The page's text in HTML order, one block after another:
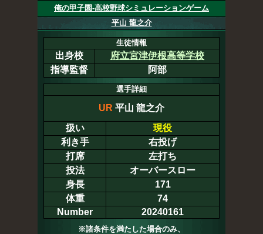
俺の甲子園-高校野球シミュレーションゲーム
平山 龍之介
生徒情報
出身校
府立宮津伊根高等学校
指導監督
阿部
選手詳細
UR 平山 龍之介
扱い
現役
利き手
右投げ
打席
左打ち
投法
オーバースロー
身長
171
体重
74
Number
20240161
※諸条件を満たした場合のみ、